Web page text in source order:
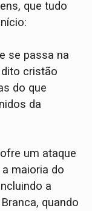
que tudo
se passa na
dito cristão
do que
da
um ataque
maioria do
a
quando